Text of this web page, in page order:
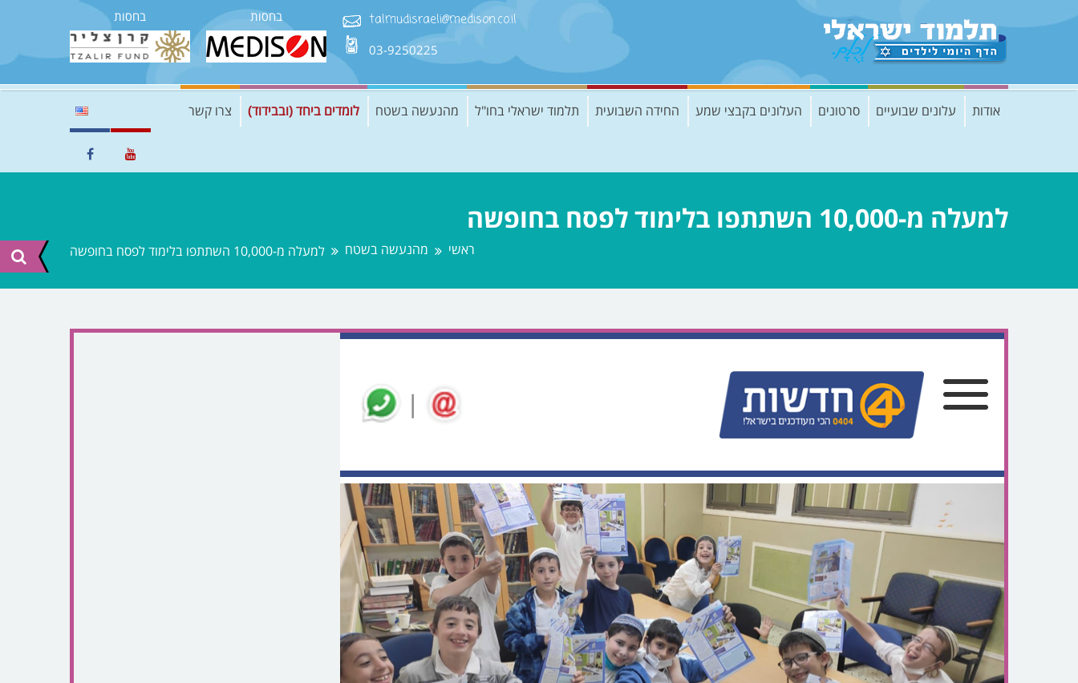
בחסות בחסות talmudisraeli@medison.co.il
03-9250225
אודות עלונים שבועיים סרטונים העלונים בקבצי שמע החידה השבועית תלמוד ישראלי בחו"ל מהנעשה בשטח לומדים ביחד (ובבידוד) צרו קשר
למעלה מ-10,000 השתתפו בלימוד לפסח בחופשה
ראשי מהנעשה בשטח למעלה מ-10,000 השתתפו בלימוד לפסח בחופשה